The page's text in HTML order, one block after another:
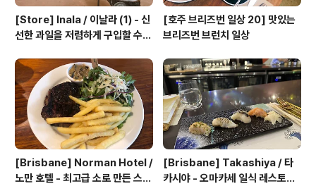
[Store] Inala / 이날라 (1) - 신
선한 과일을 저렴하게 구입할 수
[호주 브리즈번 일상 20] 맛있는
브리즈번 브런치 일상
[Brisbane] Norman Hotel /
노만 호텔 - 최고급 소로 만든 스테
[Brisbane] Takashiya / 타
카시야 - 오마카세 일식 레스토랑 i